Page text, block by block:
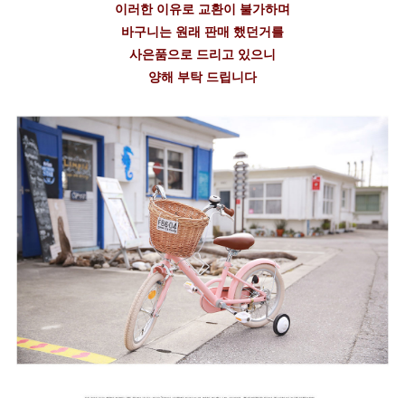
이러한 이유로 교환이 불가하며
바구니는 원래 판매 했던거를
사은품으로 드리고 있으니
양해 부탁 드립니다